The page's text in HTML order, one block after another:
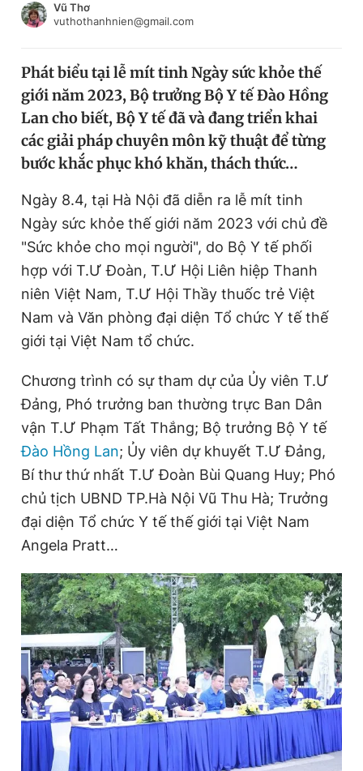
Tin thị trường Tin 360
Video Magazine
Sản phẩm khác
Tiện ích Bạn cần biết
Thông tin tòa soạn Liên hệ quảng cáo
Đọc Thanh Niên trên điện thoại
Theo dõi báo trên
0906 645 777
Liên hệ quảng cáo
0908 780 404
Đặt báo Quảng cáo
Tổng biên tập: Nguyễn Ngọc Toàn
Phó tổng biên tập thường trực: Hải Thành
Phó tổng biên tập: Lâm Hiếu Dũng
Phó tổng biên tập: Trần Việt Hưng
Tổng thư ký tòa soạn: Đức Trung
Giấy phép xuất bản số 110/GP - BTTTT cấp ngày 24.3.2020
© 2003-2026 Bản quyền thuộc về Báo Thanh Niên. Cấm sao
chép dưới mọi hình thức nếu không có sự chấp thuận bằng văn
bản. Phát triển bởi ePi Technologies, JSC.
Vũ Thơ
vuthothanhnien@gmail.com
Phát biểu tại lễ mít tinh Ngày sức khỏe thế
giới năm 2023, Bộ trưởng Bộ Y tế Đào Hồng
Lan cho biết, Bộ Y tế đã và đang triển khai
các giải pháp chuyên môn kỹ thuật để từng
bước khắc phục khó khăn, thách thức…
Ngày 8.4, tại Hà Nội đã diễn ra lễ mít tinh
Ngày sức khỏe thế giới năm 2023 với chủ đề
"Sức khỏe cho mọi người", do Bộ Y tế phối
hợp với T.Ư Đoàn, T.Ư Hội Liên hiệp Thanh
niên Việt Nam, T.Ư Hội Thầy thuốc trẻ Việt
Nam và Văn phòng đại diện Tổ chức Y tế thế
giới tại Việt Nam tổ chức.
Chương trình có sự tham dự của Ủy viên T.Ư
Đảng, Phó trưởng ban thường trực Ban Dân
vận T.Ư Phạm Tất Thắng; Bộ trưởng Bộ Y tế
Đào Hồng Lan; Ủy viên dự khuyết T.Ư Đảng,
Bí thư thứ nhất T.Ư Đoàn Bùi Quang Huy; Phó
chủ tịch UBND TP.Hà Nội Vũ Thu Hà; Trưởng
đại diện Tổ chức Y tế thế giới tại Việt Nam
Angela Pratt…